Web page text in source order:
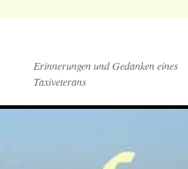
Erinnerungen und Gedanken eines
Taxiveterans